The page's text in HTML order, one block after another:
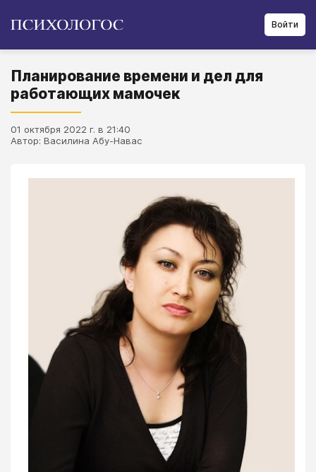
Войти
Планирование времени и дел для
работающих мамочек
01 октября 2022 г. в 21:40
Автор: Василина Абу-Навас